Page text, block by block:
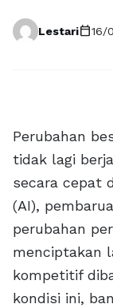
Lestaricalendar_today16/
Perubahan
tidak lagi
secara cepat
(AI),
perubahan
menciptakan
kompetitif
kondisi ini,